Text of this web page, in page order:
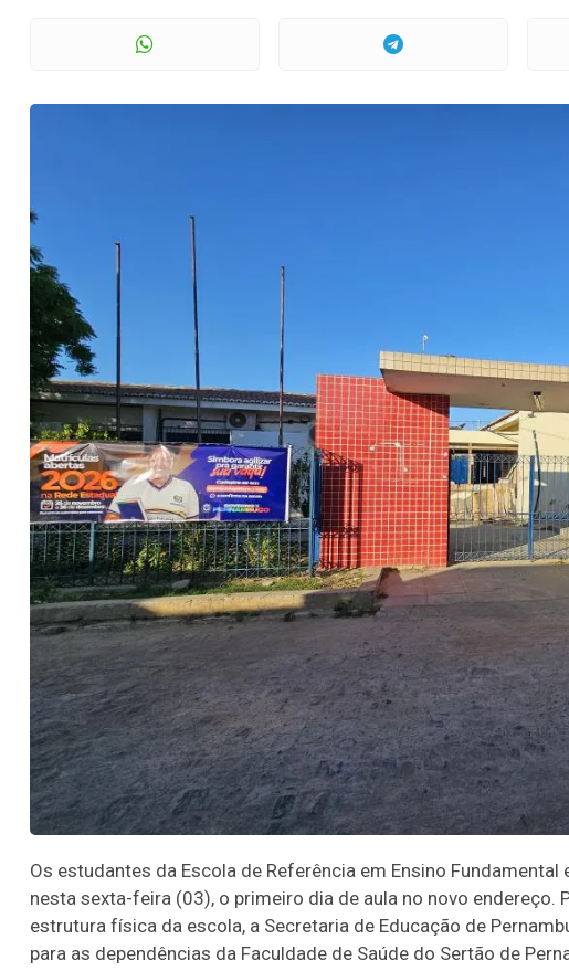
Os estudantes da Escola de Referência em Ensino
nesta sexta-feira (03), o primeiro dia de aula no novo
estrutura física da escola, a Secretaria de Educação de
para as dependências da Faculdade de Saúde do Sertão de